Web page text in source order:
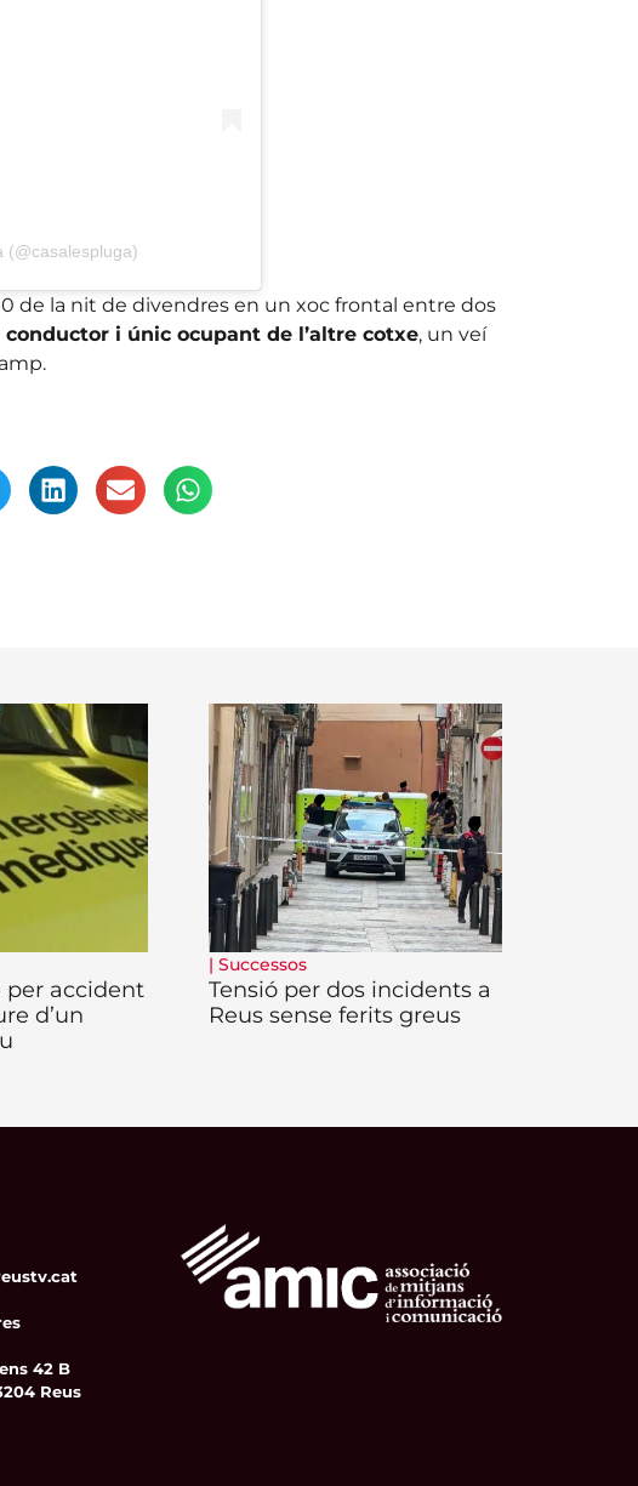
(@casalespluga)
de la nit de divendres en un xoc frontal entre dos
i únic ocupant de l’altre cotxe, un veí
per accident
d’un
| Successos
Tensió per dos incidents a
Reus sense ferits greus
42 B
Reus